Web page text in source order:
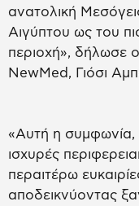
ανατολική
Αιγύπτου ως του
περιοχή», δήλωσε
NewMed, Γιόσι
«Αυτή η συμφωνία,
ισχυρές
περαιτέρω
αποδεικνύοντας